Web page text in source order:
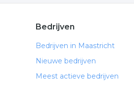
Bedrijven
Bedrijven in Maastricht
Nieuwe bedrijven
Meest actieve bedrijven